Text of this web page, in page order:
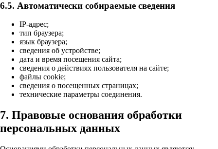
6.5. Автоматически собираемые сведения
IP-адрес;
тип браузера;
язык браузера;
сведения об устройстве;
дата и время посещения сайта;
сведения о действиях пользователя на сайте;
файлы cookie;
сведения о посещенных страницах;
технические параметры соединения.
7. Правовые основания обработки
персональных данных